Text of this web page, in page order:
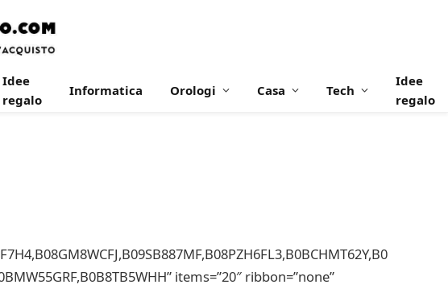
Idee
regalo
Informatica Orologi Casa Tech
Idee
regalo
items=”20″ ribbon=”none”